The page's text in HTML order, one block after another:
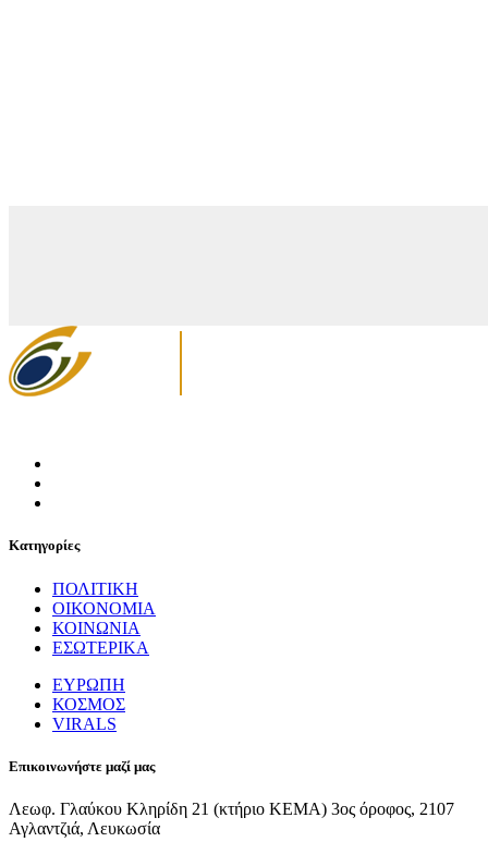
Κατηγορίες
ΠΟΛΙΤΙΚΗ
ΟΙΚΟΝΟΜΙΑ
ΚΟΙΝΩΝΙΑ
ΕΣΩΤΕΡΙΚΑ
ΕΥΡΩΠΗ
ΚΟΣΜΟΣ
VIRALS
Επικοινωνήστε μαζί μας
Λεωφ. Γλαύκου Κληρίδη 21 (κτήριο ΚΕΜΑ) 3ος όροφος, 2107
Αγλαντζιά, Λευκωσία